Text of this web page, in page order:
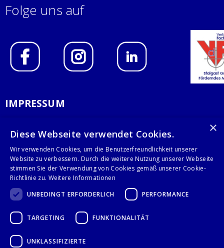
Folge uns auf
IMPRESSUM
AGB
KONTAKT
Stalgast GmbH
28359 Bremen
+49 421 408844-0
×
Diese Webseite verwendet Cookies.
Wir verwenden Cookies, um die Benutzerfreundlichkeit unserer
Website zu verbessern. Durch die weitere Nutzung unserer Webseite
stimmen Sie der Verwendung von Cookies gemäß unserer Cookie-
Richtlinie zu. Weitere Informationen
UNBEDINGT ERFORDERLICH
PERFORMANCE
TARGETING FUNKTIONALITÄT
UNKLASSIFIZIERTE